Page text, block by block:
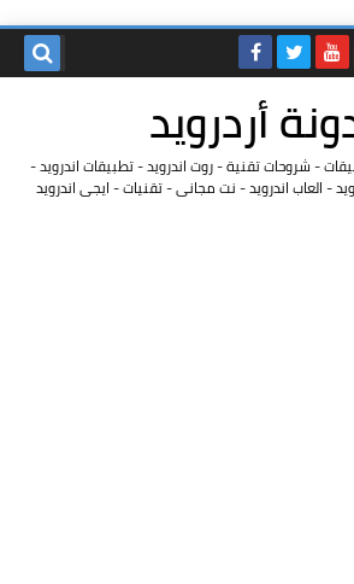
أردرويد
- شروحات تقنية - روت اندرويد - تطبيقات اندرويد -
- العاب اندرويد - نت مجانى - تقنيات - ايجى اندرويد